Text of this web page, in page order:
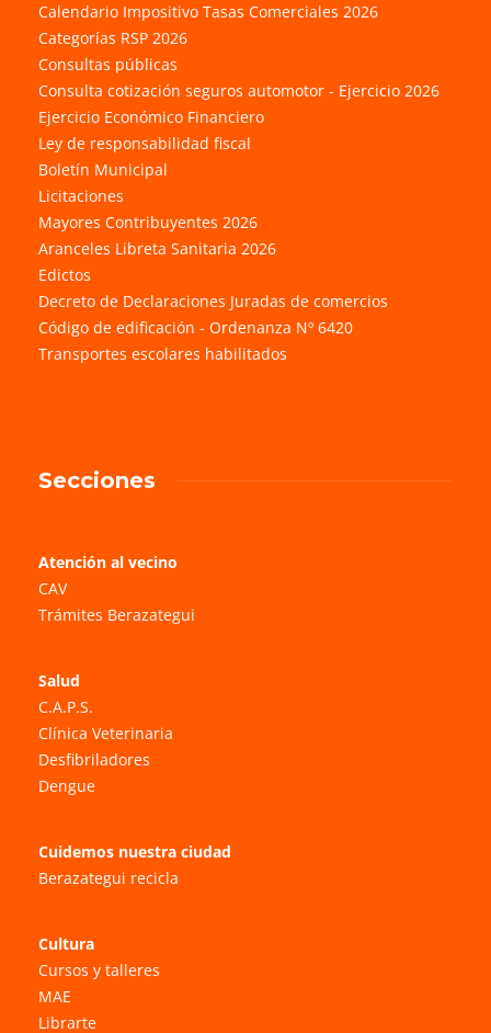
Calendario Impositivo Tasas Comerciales 2026
Categorías RSP 2026
Consultas públicas
Consulta cotización seguros automotor - Ejercicio 2026
Ejercicio Económico Financiero
Ley de responsabilidad fiscal
Boletín Municipal
Licitaciones
Mayores Contribuyentes 2026
Aranceles Libreta Sanitaria 2026
Edictos
Decreto de Declaraciones Juradas de comercios
Código de edificación - Ordenanza Nº 6420
Transportes escolares habilitados
Secciones
Atención al vecino
CAV
Trámites Berazategui
Salud
C.A.P.S.
Clínica Veterinaria
Desfibriladores
Dengue
Cuidemos nuestra ciudad
Berazategui recicla
Cultura
Cursos y talleres
MAE
Librarte